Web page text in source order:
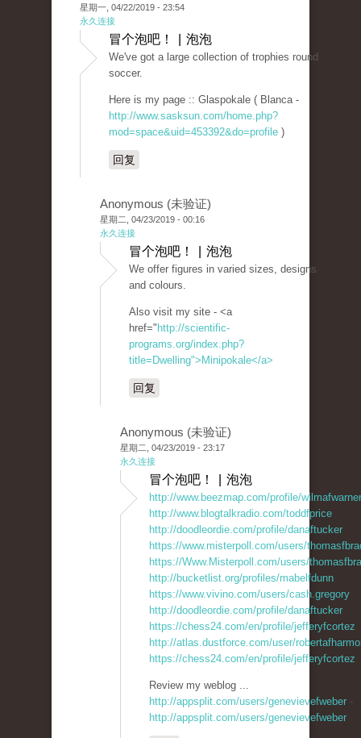
星期一, 04/22/2019 - 23:54
永久连接
冒个泡吧！ | 泡泡
We've got a large collection of trophies round
soccer.
Here is my page :: Glaspokale ( Blanca -
http://www.sasksun.com/home.php?
mod=space&uid=453392&do=profile )
回复
Anonymous (未验证)
星期二, 04/23/2019 - 00:16
永久连接
冒个泡吧！ | 泡泡
We offer figures in varied sizes, designs
and colours.
Also visit my site - <a
href=" http://scientific-
programs.org/index.php?
title=Dwelling">Minipokale</a>
回复
Anonymous (未验证)
星期二, 04/23/2019 - 23:17
永久连接
冒个泡吧！ | 泡泡
http://www.beezmap.com/profile/wilmafwarner
http://www.blogtalkradio.com/toddfprice
http://doodleordie.com/profile/danaftucker
https://www.misterpoll.com/users/
https://Www.Misterpoll.com/users/
http://bucketlist.org/profiles/mabelfdunn
https://www.vivino.com/users/cash.gregory
http://doodleordie.com/profile/danaftucker
https://chess24.com/en/profile/jefferyfcortez
http://atlas.dustforce.com/user/
https://chess24.com/en/profile/jefferyfcortez
Review my weblog ...
http://appsplit.com/users/genevievefweber -
http://appsplit.com/users/genevievefweber